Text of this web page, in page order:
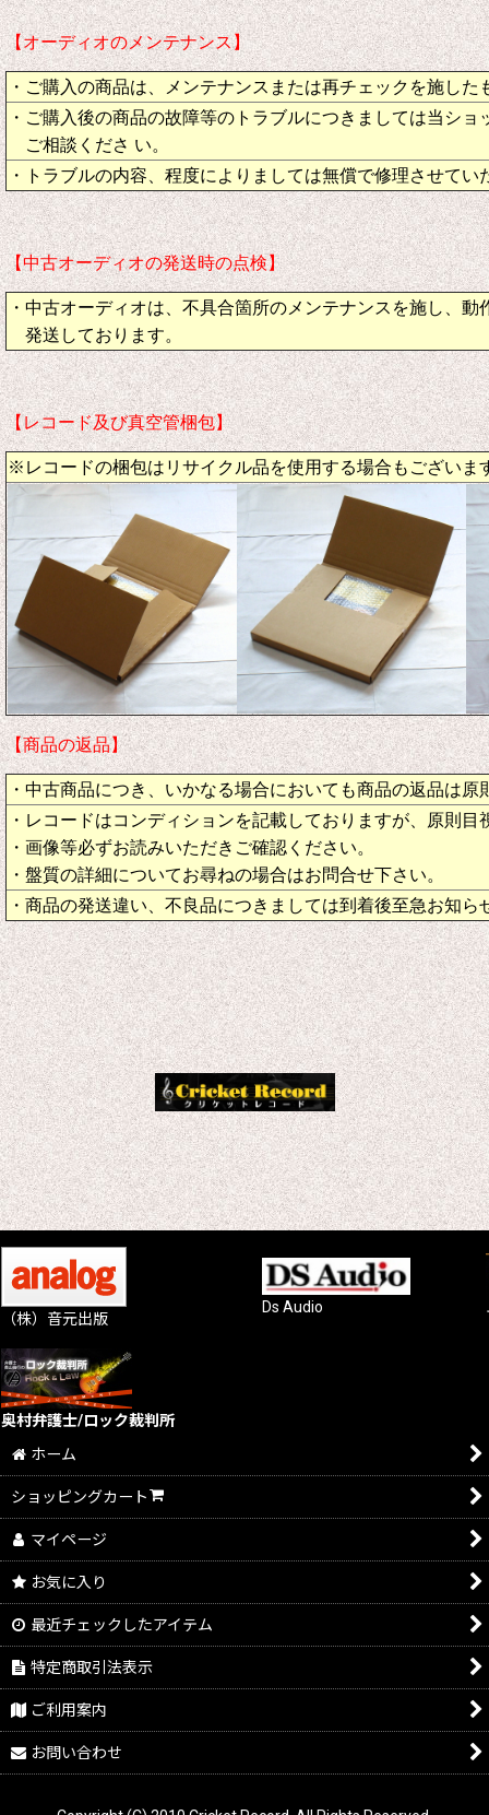
【オーディオのメンテナンス】
・ご購入の商品は、メンテナンスまたは再チェックを施し
・ご購入後の商品の故障等のトラブルにつきましては当ショ
ご相談くださ い。
・トラブルの内容、程度によりましては無償で修理させてい
【中古オーディオの発送時の点検】
・中古オーディオは、不具合箇所のメンテナンスを施し、動
発送しております。
【レコード及び真空管梱包】
※レコードの梱包はリサイクル品を使用する場合もございま
【商品の返品】
・中古商品につき、いかなる場合においても商品の返品は原
・レコードはコンディションを記載しておりますが、原則目
・画像等必ずお読みいただきご確認ください。
・盤質の詳細についてお尋ねの場合はお問合せ下さい。
・商品の発送違い、不良品につきましては到着後至急お知ら
（株）音元出版
Ds Audio
奥村弁護士/ロック裁判所
ホーム
ショッピングカート
マイページ
お気に入り
最近チェックしたアイテム
特定商取引法表示
ご利用案内
お問い合わせ